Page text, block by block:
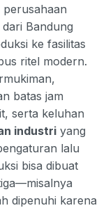
Bandung
ke fasilitas
ritel modern.
batas jam
serta keluhan
industri yang
lalu
bisa dibuat
dipenuhi karena